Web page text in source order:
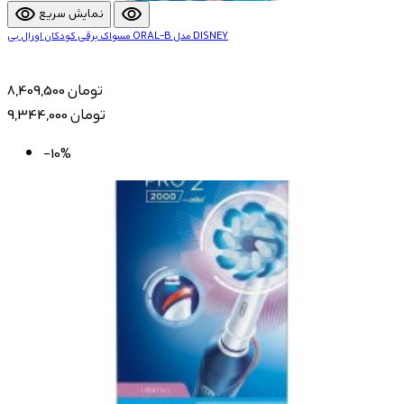
visibility نمایش سریع visibility
مسواک برقی کودکان اورال بی ORAL-B مدل DISNEY
8,409,500 تومان
9,344,000 تومان
-10%